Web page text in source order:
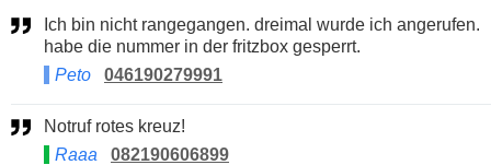
habe die nummer in der fritzbox gesperrt.
Peto
046190279991
Notruf rotes kreuz!
Raaa
082190606899